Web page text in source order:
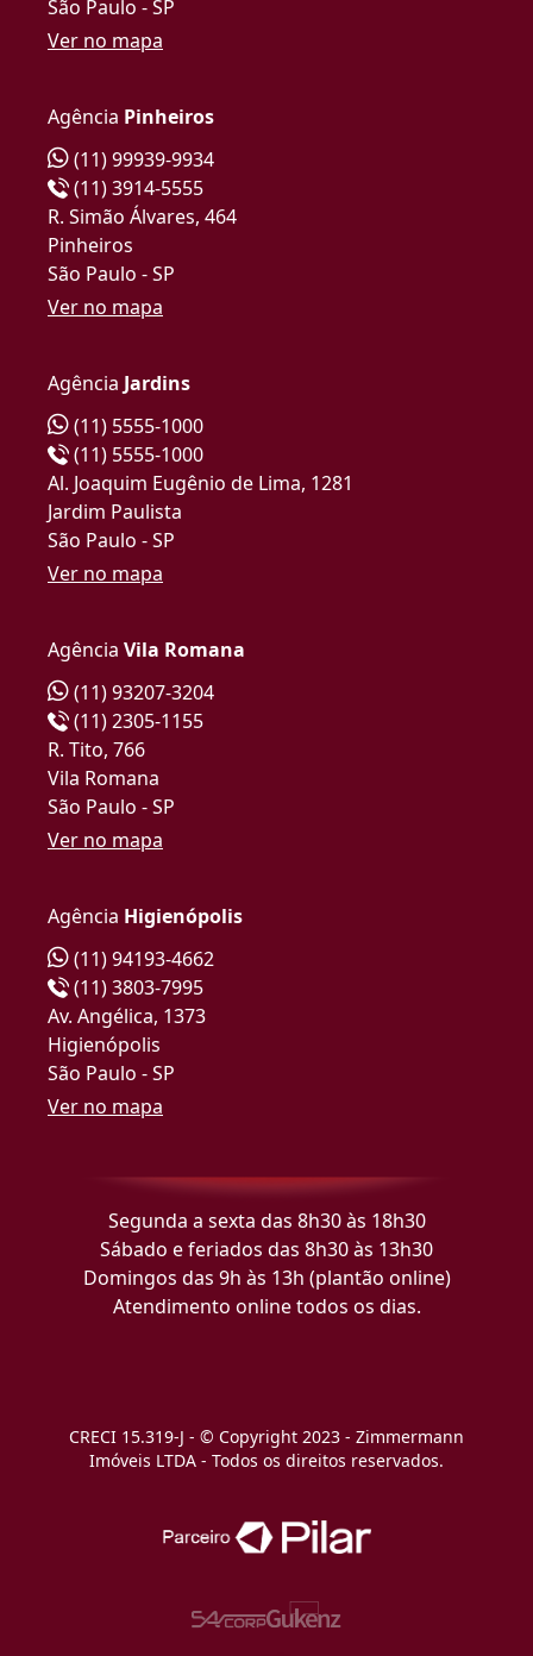
São Paulo - SP
Ver no mapa
Agência Pinheiros
(11) 99939-9934
(11) 3914-5555
R. Simão Álvares, 464
Pinheiros
São Paulo - SP
Ver no mapa
Agência Jardins
(11) 5555-1000
(11) 5555-1000
Al. Joaquim Eugênio de Lima, 1281
Jardim Paulista
São Paulo - SP
Ver no mapa
Agência Vila Romana
(11) 93207-3204
(11) 2305-1155
R. Tito, 766
Vila Romana
São Paulo - SP
Ver no mapa
Agência Higienópolis
(11) 94193-4662
(11) 3803-7995
Av. Angélica, 1373
Higienópolis
São Paulo - SP
Ver no mapa
Segunda a sexta das 8h30 às 18h30
Sábado e feriados das 8h30 às 13h30
Domingos das 9h às 13h (plantão online)
Atendimento online todos os dias.
CRECI 15.319-J - © Copyright 2023 - Zimmermann
Imóveis LTDA - Todos os direitos reservados.